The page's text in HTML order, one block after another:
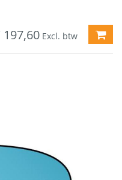
197,60 Excl. btw